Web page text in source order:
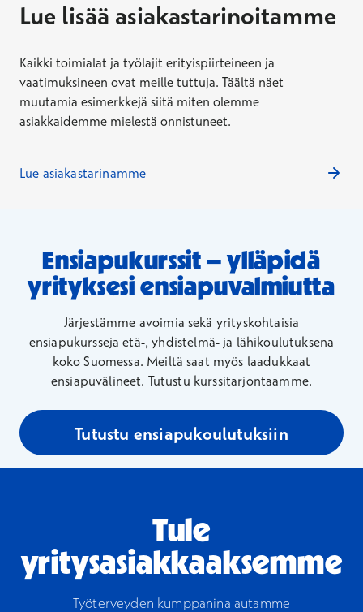
Lue lisää asiakastarinoitamme
Kaikki toimialat ja työlajit erityispiirteineen ja
vaatimuksineen ovat meille tuttuja. Täältä näet
muutamia esimerkkejä siitä miten olemme
asiakkaidemme mielestä onnistuneet.
Lue asiakastarinamme
Ensiapukurssit – ylläpidä
yrityksesi ensiapuvalmiutta
Järjestämme avoimia sekä yrityskohtaisia
ensiapukursseja etä-, yhdistelmä- ja lähikoulutuksena
koko Suomessa. Meiltä saat myös laadukkaat
ensiapuvälineet. Tutustu kurssitarjontaamme.
Tutustu ensiapukoulutuksiin
Tule
yritysasiakkaaksemme
Työterveyden kumppanina autamme